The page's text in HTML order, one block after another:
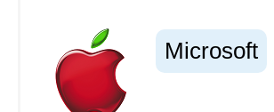
Microsoft